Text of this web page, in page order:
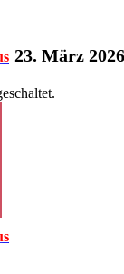
23. März